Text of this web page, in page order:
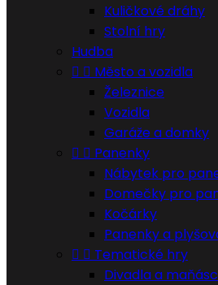
Kuličkové dráhy
Stolní hry
Hudba
  Město a vozidla
Železnice
Vozidla
Garáže a domky
  Panenky
Nábytek pro
Domečky pro
Kočárky
Panenky a
  Tematické hry
Divadla a